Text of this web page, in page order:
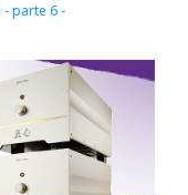
- parte 6 -